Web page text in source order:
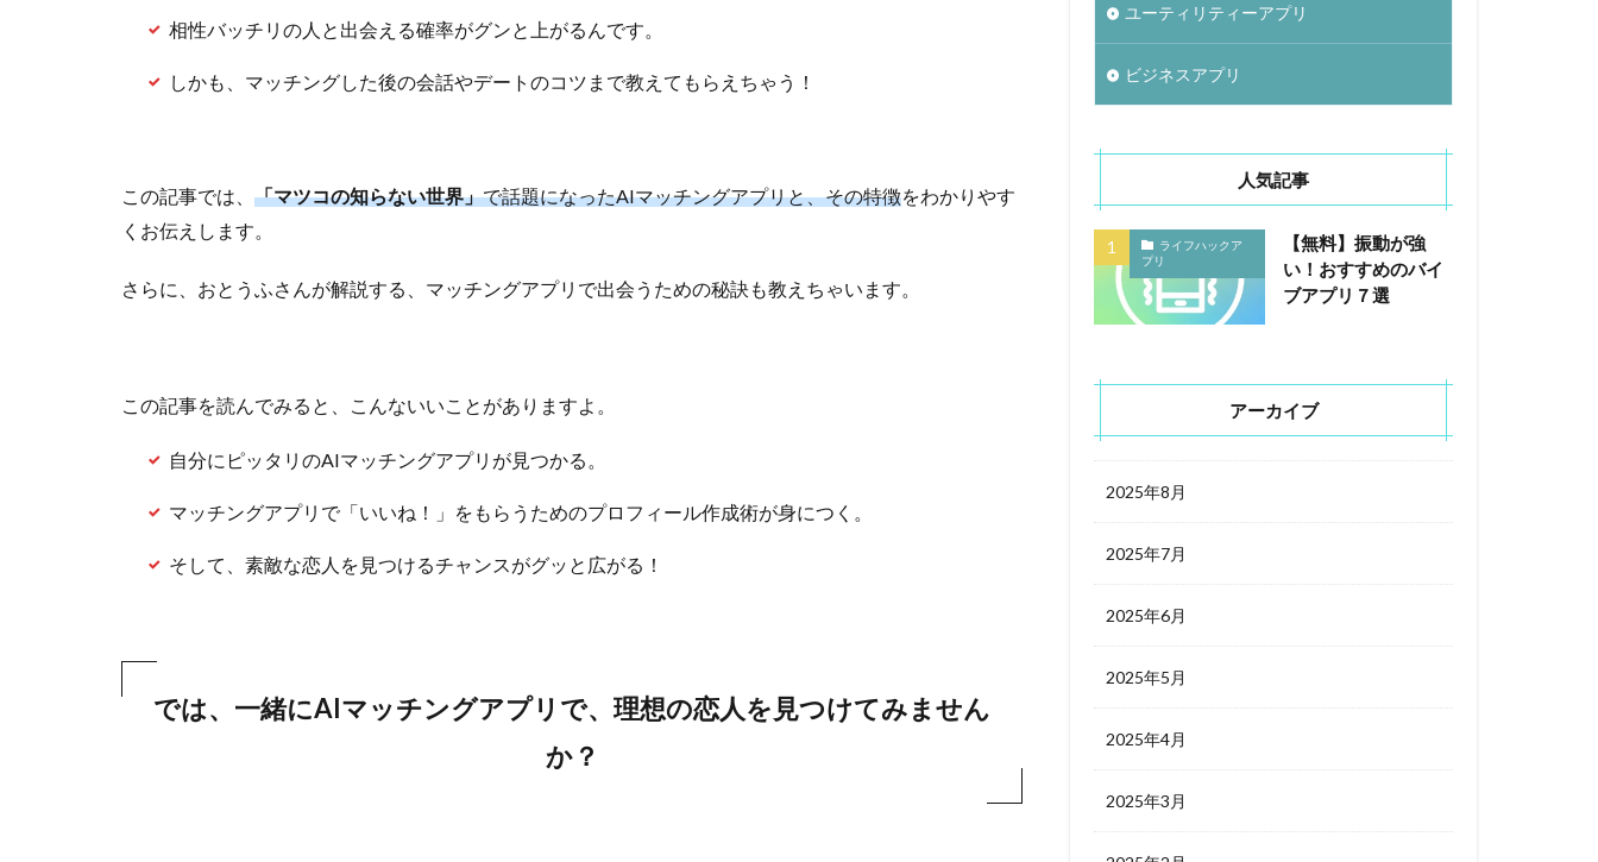
相性バッチリの人と出会える確率がグンと上がるんです。
しかも、マッチングした後の会話やデートのコツまで教えてもらえちゃう！
この記事では、 「マツコの知らない世界」で話題になったAIマッチングアプリと、その特徴をわかりやす
くお伝えします。
さらに、おとうふさんが解説する、マッチングアプリで出会うための秘訣も教えちゃいます。
この記事を読んでみると、こんないいことがありますよ。
自分にピッタリのAIマッチングアプリが見つかる。
マッチングアプリで「いいね！」をもらうためのプロフィール作成術が身につく。
そして、素敵な恋人を見つけるチャンスがグッと広がる！
では、一緒にAIマッチングアプリで、理想の恋人を見つけてみません
か？
ユーティリティーアプリ
ビジネスアプリ
人気記事
ライフハックア
プリ
【無料】振動が強
い！おすすめのバイ
ブアプリ７選
アーカイブ
2025年8月
2025年7月
2025年6月
2025年5月
2025年4月
2025年3月